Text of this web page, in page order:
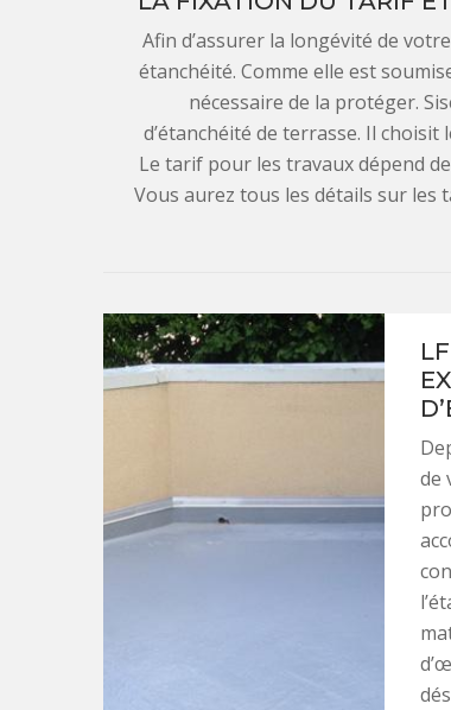
Afin d’assurer la longévité de
étanchéité. Comme elle est
nécessaire de la protéger.
d’étanchéité de terrasse. Il
Le tarif pour les travaux dépend
Vous aurez tous les détails sur les
de